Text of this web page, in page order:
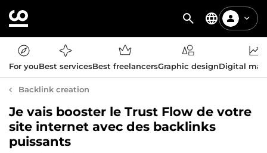
For youBest servicesBest freelancersGraphic designDigital
Backlink creation
Je vais booster le Trust Flow de votre
site internet avec des backlinks
puissants